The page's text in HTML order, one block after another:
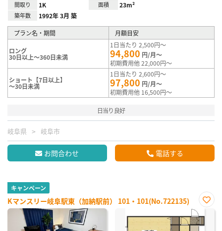
間取り 1K 面積 23m²
築年数 1992年 3月 築
プラン名・期間 月額目安
ロング
30日以上～360日未満
1日当たり 2,500円～
94,800 円/月～
初期費用他 22,000円～
ショート【7日以上】
～30日未満
1日当たり 2,600円～
97,800 円/月～
初期費用他 16,500円～
日当り良好
岐阜県 岐阜市
お問合わせ 電話する
キャンペーン
Kマンスリー岐阜駅東（加納駅前） 101・101(No.722135)
お気
に入
り登